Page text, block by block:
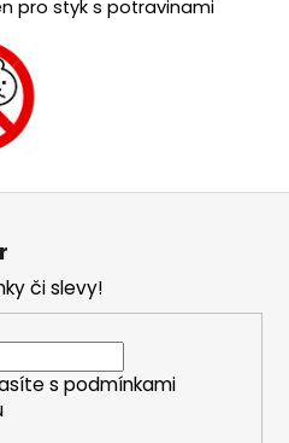
pro styk s potravinami
či slevy!
s podmínkami